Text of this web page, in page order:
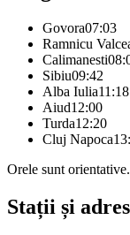
Govora07:03
Ramnicu
Calimanesti
Sibiu09:42
Alba Iulia11:18
Aiud12:00
Turda12:20
Cluj Napoca
Orele sunt
Stații și